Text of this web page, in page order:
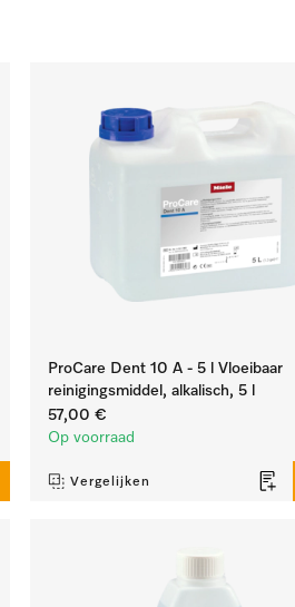
ProCare Dent 10 A - 5 l Vloeibaar
reinigingsmiddel, alkalisch, 5 l
57,00 €
Op voorraad
Vergelijken